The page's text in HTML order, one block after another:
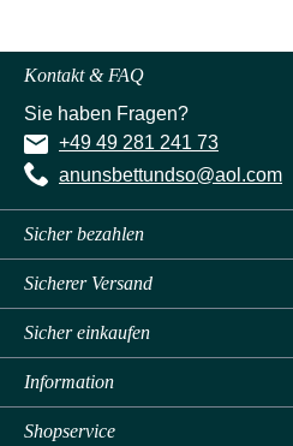
Kontakt & FAQ
Sie haben Fragen?
+49 49 281 241 73
anunsbettundso@aol.com
Sicher bezahlen
Sicherer Versand
Sicher einkaufen
Information
Shopservice